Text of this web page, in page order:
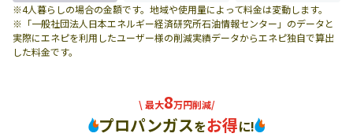
※4人暮らしの場合の金額です。地域や使用量によって料金は変動します。
※「一般社団法人日本エネルギー経済研究所石油情報センター」のデータと
実際にエネピを利用したユーザー様の削減実績データからエネピ独自で算出
した料金です。
\ 最大8万円削減/
プロパンガスをお得に!